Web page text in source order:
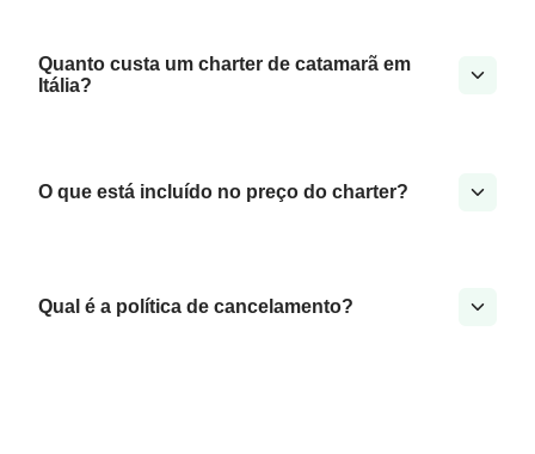
Quanto custa um charter de catamarã em
Itália?
O que está incluído no preço do charter?
Qual é a política de cancelamento?